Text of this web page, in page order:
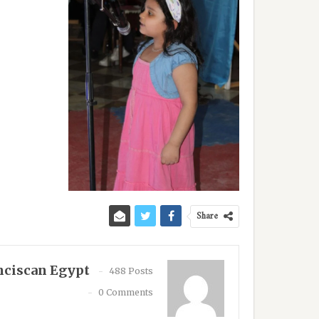
Share
Egypt
488 Posts
0 Comments